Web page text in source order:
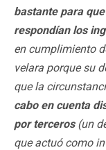
bastante para
respondían los
en cumplimiento
velara porque su
que la
cabo en cuenta
por terceros(un
que actuó como